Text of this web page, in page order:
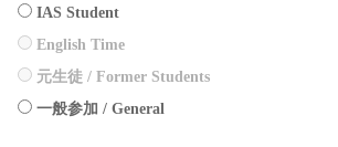
IAS Student
English Time
元生徒 / Former Students
一般参加 / General